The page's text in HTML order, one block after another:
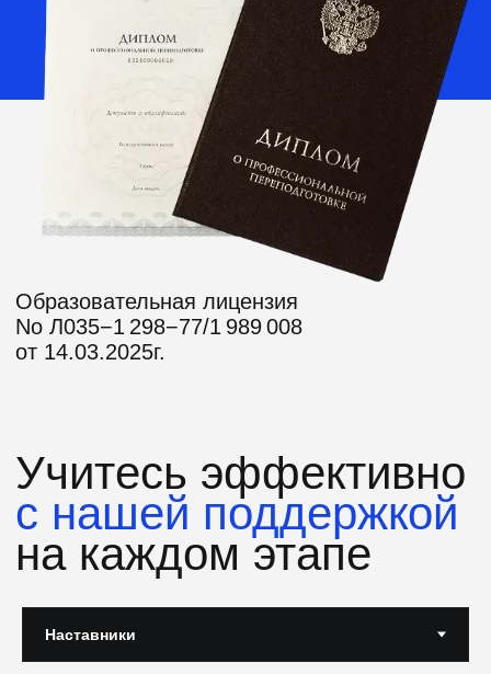
4.7 389 отзывов
4.6
4.5 193 отзыва
4.7 101 отзыв
Поможем найти работу
Оставить заявку
программ, и если вы не найдете
подходящую позицию в течение
оговоренного срока, мы вернем вам
деньги
Подробнее об условиях акции